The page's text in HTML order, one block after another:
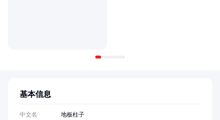
基本信息
中文名
地板柱子